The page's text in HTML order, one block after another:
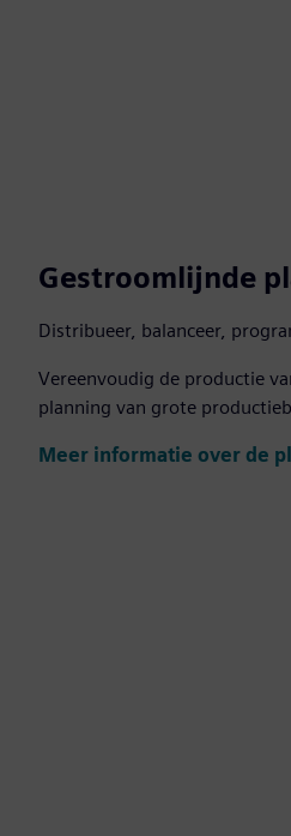
Gestroomlijnde
Distribueer, balanceer,
Vereenvoudig de productie
planning van grote
Meer informatie over de